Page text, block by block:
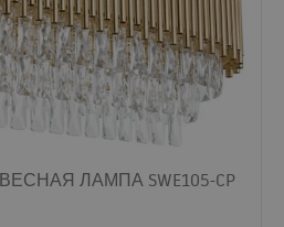
ЛАМПА SWE105-CP